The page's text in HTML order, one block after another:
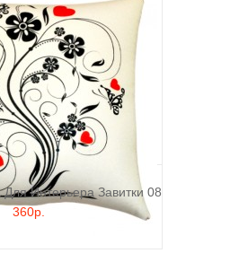
Интерьера Завитки 08
360р.